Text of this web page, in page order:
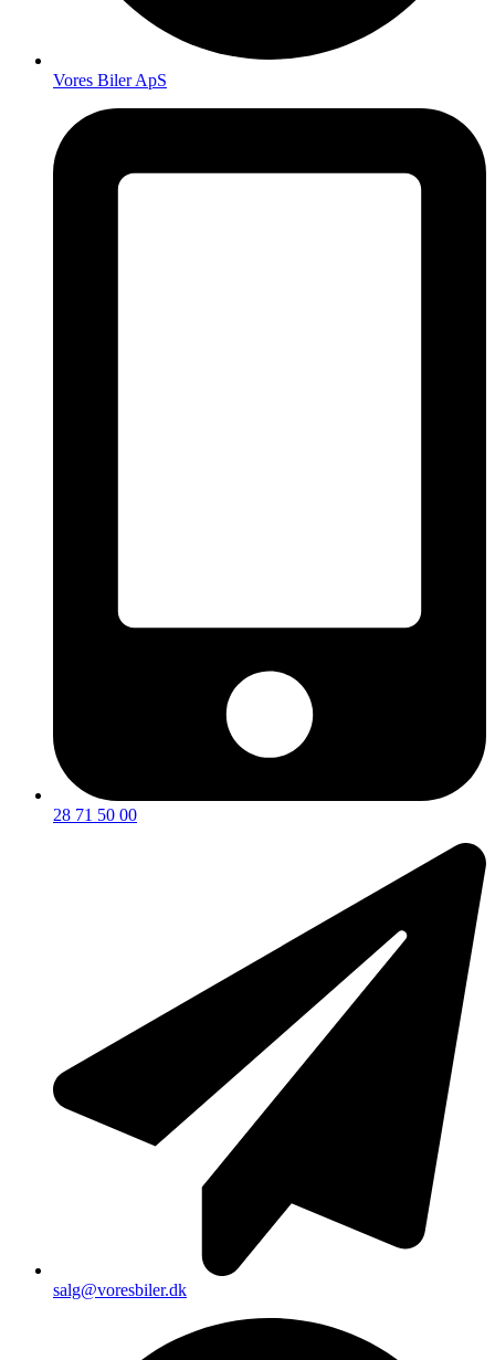
Vores Biler ApS
28 71 50 00
salg@voresbiler.dk